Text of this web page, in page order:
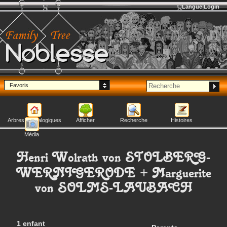
Noblesse
Langue Login
Favoris
Arbres généalogiques Afficher Recherche Histoires
Média
Henri Wolrath von STOLBERG-
WERNIGERODE + Marguerite
von SOLMS-LAUBACH
1 enfant